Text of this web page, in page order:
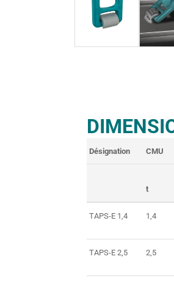
Désignation CMU
t
TAPS-E 1,4 1,4
TAPS-E 2,5 2,5